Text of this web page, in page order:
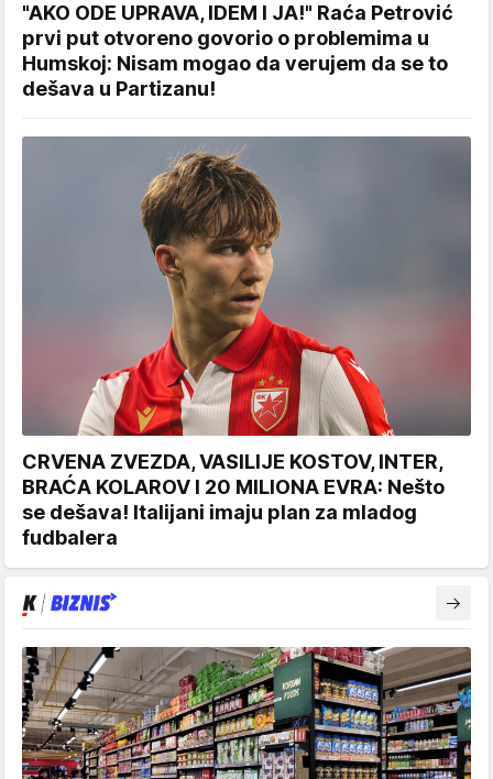
"AKO ODE UPRAVA, IDEM I JA!" Raća Petrović
prvi put otvoreno govorio o problemima u
Humskoj: Nisam mogao da verujem da se to
dešava u Partizanu!
CRVENA ZVEZDA, VASILIJE KOSTOV, INTER,
BRAĆA KOLAROV I 20 MILIONA EVRA: Nešto
se dešava! Italijani imaju plan za mladog
fudbalera